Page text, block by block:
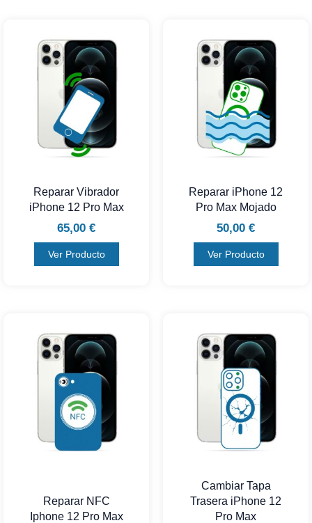
Reparar Vibrador
iPhone 12 Pro Max
65,00 €
Ver Producto
Reparar iPhone 12
Pro Max Mojado
50,00 €
Ver Producto
Reparar NFC
Iphone 12 Pro Max
Cambiar Tapa
Trasera iPhone 12
Pro Max